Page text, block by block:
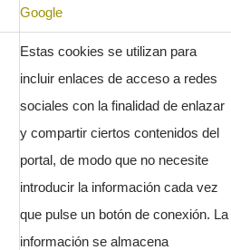
Google
Estas cookies se utilizan para
incluir enlaces de acceso a redes
sociales con la finalidad de enlazar
y compartir ciertos contenidos del
portal, de modo que no necesite
introducir la información cada vez
que pulse un botón de conexión. La
información se almacena